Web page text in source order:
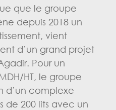
que le groupe
depuis 2018 un
vient
d’un grand projet
Pour un
HT, le groupe
d’un complexe
de 200 lits avec un